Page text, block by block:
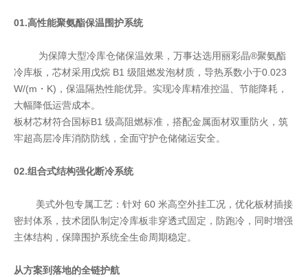
01.高性能聚氨酯保温围护系统
为保障大型冷库仓储保温效果，万事达选用丽彩晶®聚氨酯
冷库板，芯材采用戊烷 B1 级阻燃发泡材质，导热系数小于0.023
W/(m・K)，保温隔热性能优异。实现冷库精准控温、节能降耗，
大幅降低运营成本。
板材芯材符合国标B1 级高阻燃标准，搭配金属面材双重防火，筑
牢超高层冷库消防防线，全面守护仓储储运安全。
02.组合式结构强化断冷系统
美式外包专属工艺：针对 60 米高空外挂工况，优化板材插接
密封体系，技术团队制定冷库板非穿透式固定，防跑冷，同时增强
主体结构，保障围护系统全生命周期稳定。
从方案到落地的全链护航